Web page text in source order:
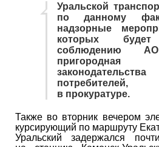
Уральской
по данному
надзорные
которых
соблюдению АО
в прокуратуре.
Также во вторник вечером
курсирующий по маршруту
Уральский задержался